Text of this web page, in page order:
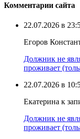
Комментарии сайта
22.07.2026 в
Егоров
Должник не
проживает
22.07.2026 в
Екатерина к
Должник не
проживает